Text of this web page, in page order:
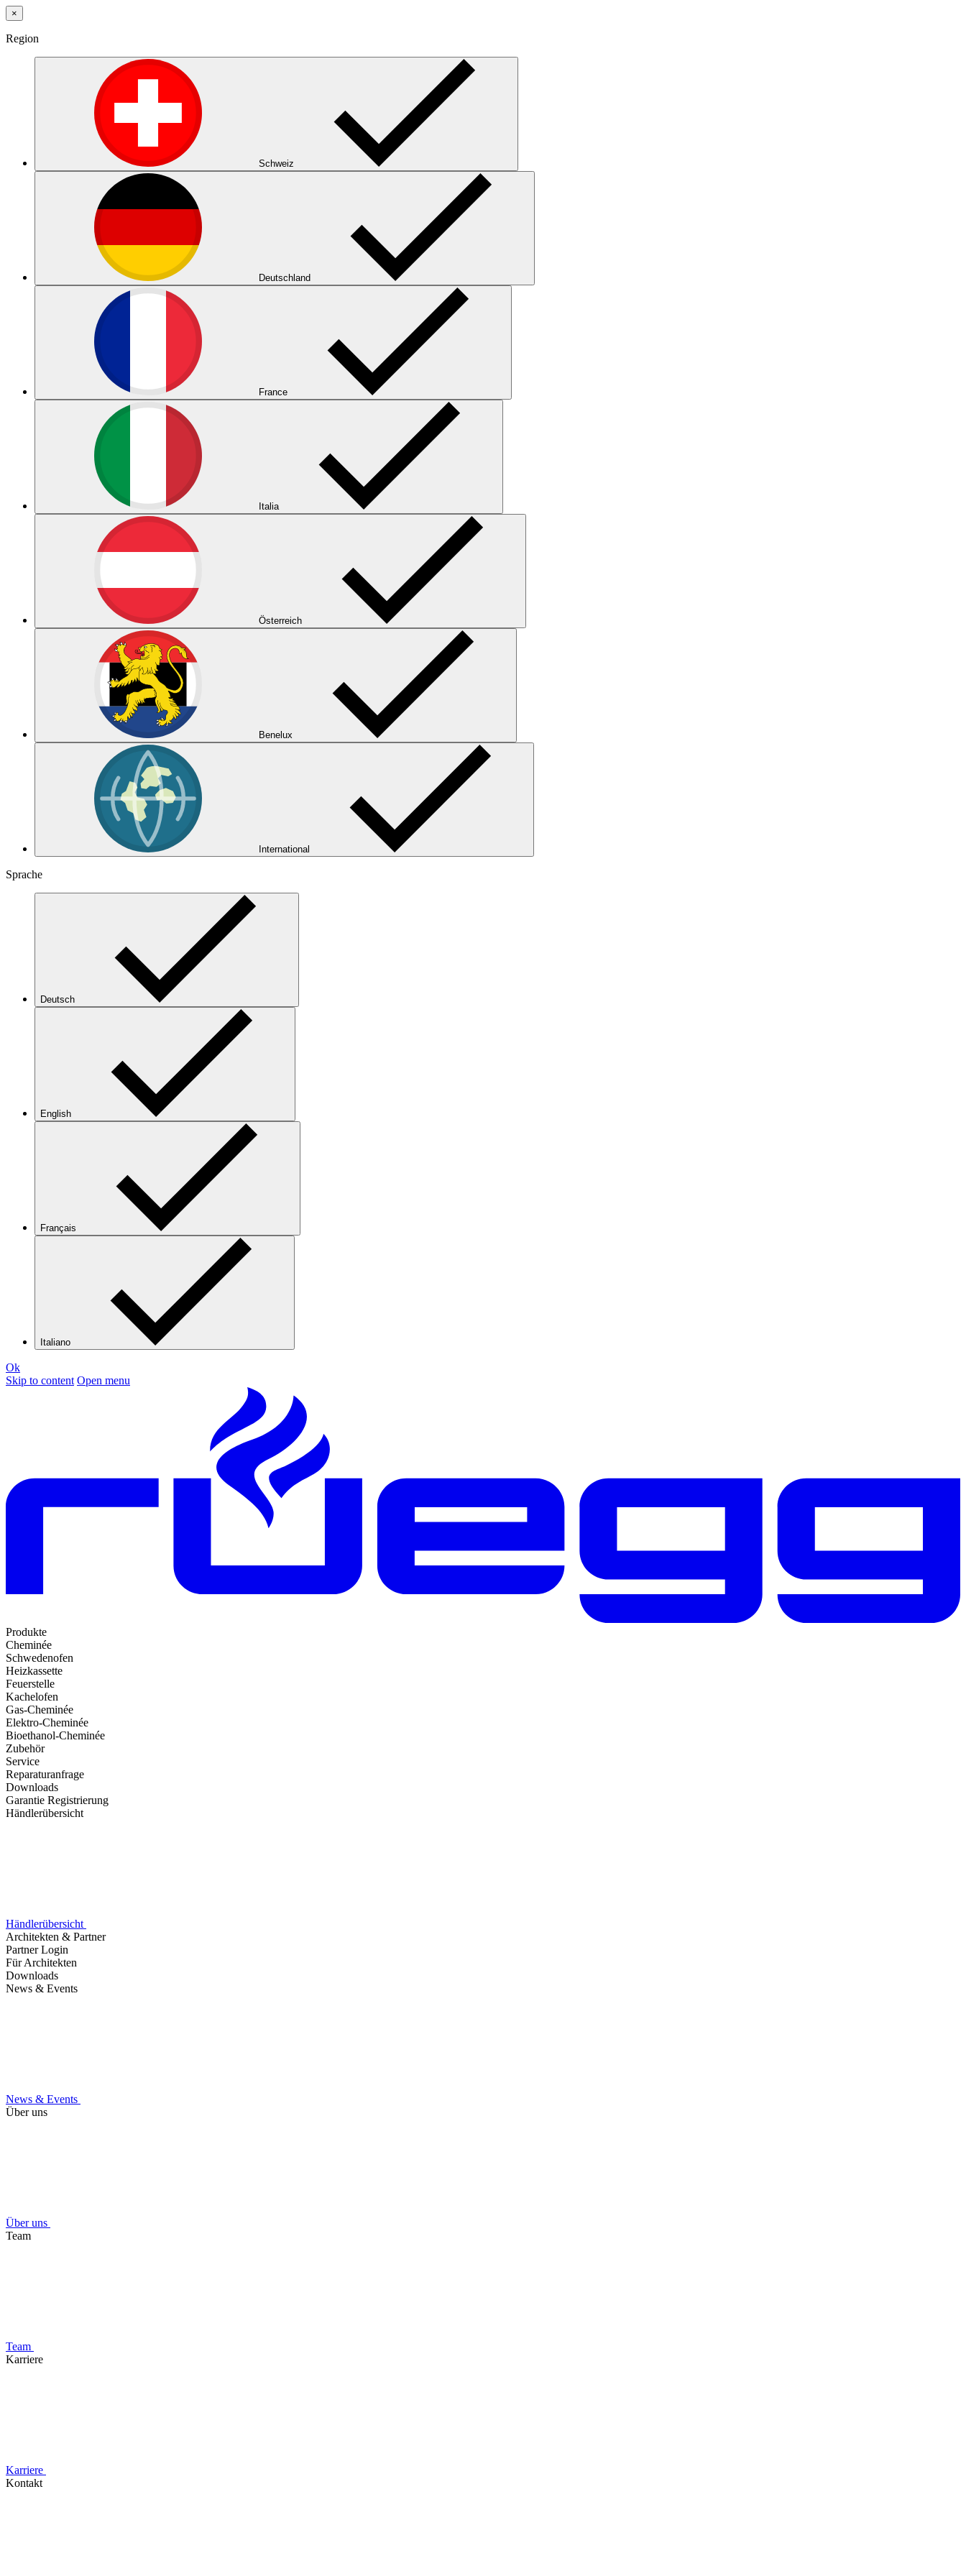
×
Region
Schweiz
Deutschland
France
Italia
Österreich
Benelux
International
Sprache
Deutsch
English
Français
Italiano
Ok
Skip to content Open menu
Produkte
Cheminée
Schwedenofen
Heizkassette
Feuerstelle
Kachelofen
Gas-Cheminée
Elektro-Cheminée
Bioethanol-Cheminée
Zubehör
Service
Reparaturanfrage
Downloads
Garantie Registrierung
Händlerübersicht
Händlerübersicht
Architekten & Partner
Partner Login
Für Architekten
Downloads
News & Events
News & Events
Über uns
Über uns
Team
Team
Karriere
Karriere
Kontakt